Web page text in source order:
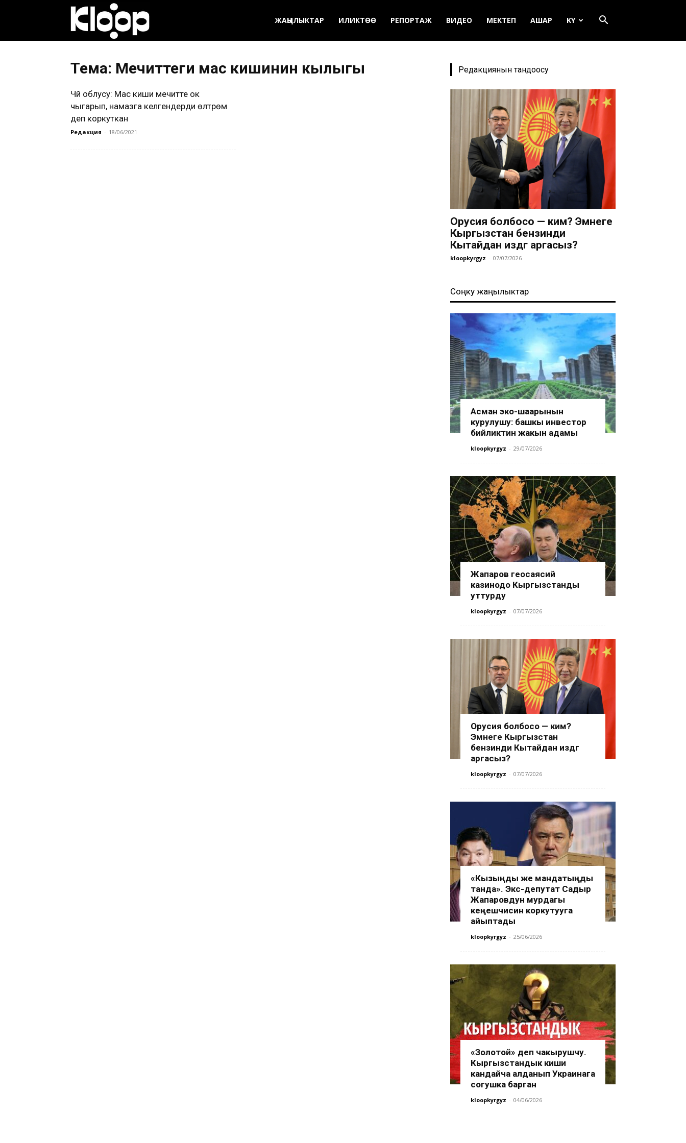
ЖАҢЫЛЫКТАР ИЛИКТӨӨ РЕПОРТАЖ ВИДЕО МЕКТЕП АШАР KY
Тема: Мечиттеги мас кишинин кылыгы
Чүй облусу: Мас киши мечитте ок
чыгарып, намазга келгендерди өлтүрөм
деп коркуткан
Редакция - 18/06/2021
Редакциянын тандоосу
Орусия болбосо — ким? Эмнеге
Кыргызстан бензинди
Кытайдан издөөгө аргасыз?
kloopkyrgyz - 07/07/2026
Соңку жаңылыктар
Асман эко-шаарынын
курулушу: башкы инвестор
бийликтин жакын адамы
kloopkyrgyz - 29/07/2026
Жапаров геосаясий
казинодо Кыргызстанды
уттурду
kloopkyrgyz - 07/07/2026
Орусия болбосо — ким?
Эмнеге Кыргызстан
бензинди Кытайдан издөөгө
аргасыз?
kloopkyrgyz - 07/07/2026
«Кызыңды же мандатыңды
танда». Экс-депутат Садыр
Жапаровдун мурдагы
кеңешчисин коркутууга
айыптады
kloopkyrgyz - 25/06/2026
«Золотой» деп чакырушчу.
Кыргызстандык киши
кандайча алданып Украинага
согушка барган
kloopkyrgyz - 04/06/2026